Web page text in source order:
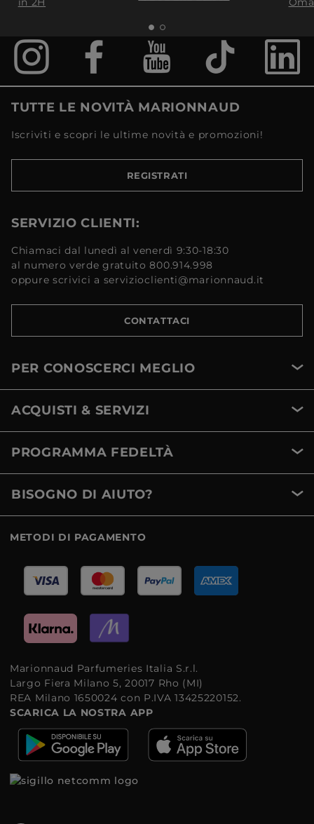
TUTTE LE NOVITÀ MARIONNAUD
Iscriviti e scopri le ultime novità e promozioni!
REGISTRATI
SERVIZIO CLIENTI:
Chiamaci dal lunedì al venerdì 9:30-18:30
al numero verde gratuito 800.914.998
oppure scrivici a servizioclienti@marionnaud.it
CONTATTACI
PER CONOSCERCI MEGLIO
ACQUISTI & SERVIZI
PROGRAMMA FEDELTÀ
BISOGNO DI AIUTO?
METODI DI PAGAMENTO
Marionnaud Parfumeries Italia S.r.l.
Largo Fiera Milano 5, 20017 Rho (MI)
REA Milano 1650024 con P.IVA 13425220152.
SCARICA LA NOSTRA APP